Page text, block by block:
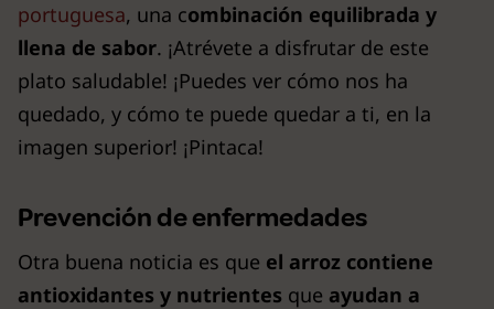
portuguesa, una combinación equilibrada y
llena de sabor. ¡Atrévete a disfrutar de este
plato saludable! ¡Puedes ver cómo nos ha
quedado, y cómo te puede quedar a ti, en la
imagen superior! ¡Pintaca!
Prevención de enfermedades
Otra buena noticia es que el arroz contiene
antioxidantes y nutrientes que ayudan a